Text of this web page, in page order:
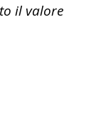
il valore